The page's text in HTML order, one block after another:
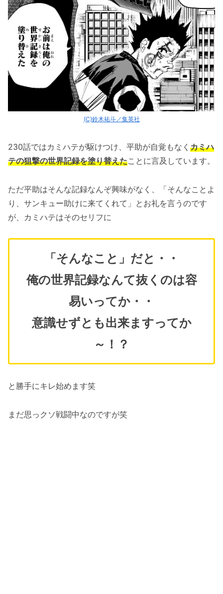
(C)鈴木祐斗／集英社
230話ではカミハテが駆けつけ、平助が自覚もなく カミハ
テの狙撃の世界記録を塗り替えたことに言及しています。
ただ平助はそんな記録なんぞ興味がなく、「そんなことよ
り、サンキュー助けに来てくれて」とお礼を言うのです
が、カミハテはそのセリフに
「そんなこと」だと・・
俺の世界記録なんて抜くのは容
易いってか・・
意識せずとも出来ますってか
～！？
と勝手にキレ始めます笑
まだ思っクソ戦闘中なのですが笑